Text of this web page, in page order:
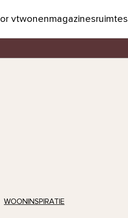
vtwonenmagazinesruimtes
WOONINSPIRATIE